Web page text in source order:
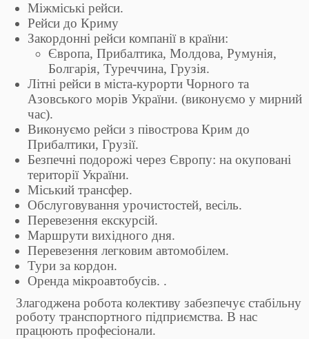
Міжміські рейси.
Рейси до Криму
Закордонні рейси компанії в країни:
Європа, Прибалтика, Молдова, Румунія,
Болгарія, Туреччина, Грузія.
Літні рейси в міста-курорти Чорного та
Азовського морів України. (виконуємо у мирний
час).
Виконуємо рейси з півострова Крим до
Прибалтики, Грузії.
Безпечні подорожі через Європу: на окуповані
території України.
Міський трансфер.
Обслуговування урочистостей, весіль.
Перевезення екскурсій.
Маршрути вихідного дня.
Перевезення легковим автомобілем.
Тури за кордон.
Оренда мікроавтобусів. .
Злагоджена робота колективу забезпечує стабільну
роботу транспортного підприємства. В нас
працюють професіонали.